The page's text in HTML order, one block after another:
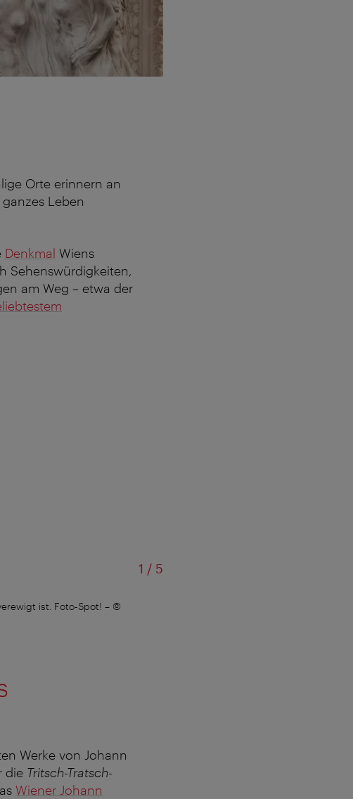
Orte erinnern an
Leben
Denkmal Wiens
Sehenswürdigkeiten,
am Weg – etwa der
1 /von
5
ist. Foto-Spot! – ©
Werke von Johann
die Tritsch-Tratsch-
Wiener Johann